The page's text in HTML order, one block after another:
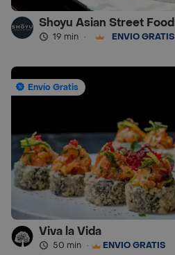
Shoyu Asian Street Food
19 min · ENVÍO GRATIS
Envío Gratis
Viva la Vida
50 min · ENVÍO GRATIS